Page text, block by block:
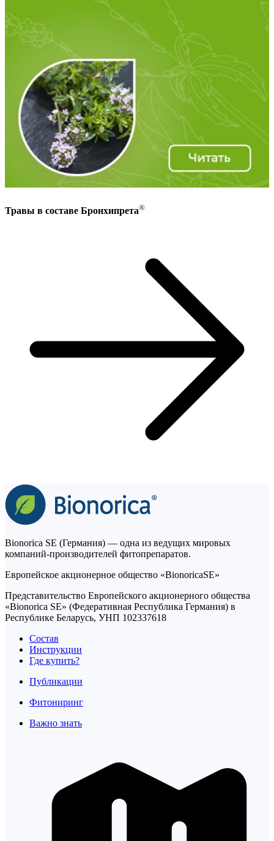
Травы в составе Бронхипрета®
Bionorica SE (Германия) — одна из ведущих мировых
компаний-производителей фитопрепаратов.
Европейское акционерное общество «BionoricaSE»
Представительство Европейского акционерного общества
«Bionorica SE» (Федеративная Республика Германия) в
Республике Беларусь, УНП 102337618
Состав
Инструкции
Где купить?
Публикации
Фитониринг
Важно знать